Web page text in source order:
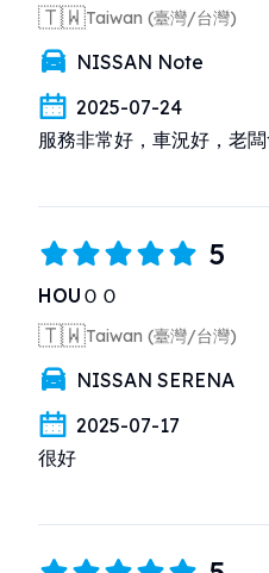
🇹🇼Taiwan (臺灣/台灣)
NISSAN Note
2025-07-24
服務非常好，車況好，老
5
HOUＯＯ
🇹🇼Taiwan (臺灣/台灣)
NISSAN SERENA
2025-07-17
很好